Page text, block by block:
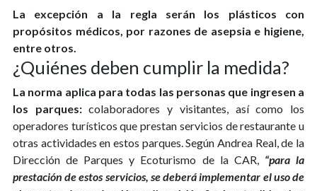
La excepción a la regla serán los plásticos con
propósitos médicos, por razones de asepsia e higiene,
entre otros.
¿Quiénes deben cumplir la medida?
La norma aplica para todas las personas que ingresen a
los parques:colaboradores y visitantes, así como los
operadores turísticos que prestan servicios de restaurante u
otras actividades en estos parques. Según Andrea Real, de la
Dirección de Parques y Ecoturismo de la CAR, “para la
prestación de estos servicios, se deberá implementar el uso de